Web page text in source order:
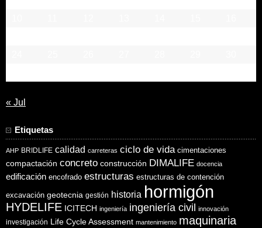
« Jul
Etiquetas
AHP BRIDLIFE calidad carreteras ciclo de vida cimentaciones
compactación concreto construcción DIMALIFE docencia
edificación encofrado estructuras estructuras de contención
excavación geotecnia gestión historia hormigón
HYDELIFE ICITECH ingeniería ingeniería civil innovación
investigación Life Cycle Assessment mantenimiento maquinaria